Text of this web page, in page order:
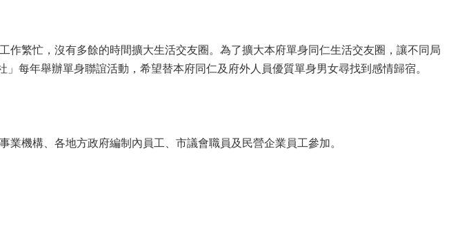
作繁忙，沒有多餘的時間擴大生活交友圈。為了擴大本府單身同仁生活交友圈，讓不同局
每年舉辦單身聯誼活動，希望替本府同仁及府外人員優質單身男女尋找到感情歸宿。
業機構、各地方政府編制內員工、市議會職員及民營企業員工參加。